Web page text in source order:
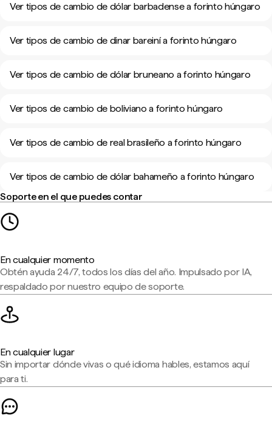
Ver tipos de cambio de dólar barbadense a forinto húngaro
Ver tipos de cambio de dinar bareiní a forinto húngaro
Ver tipos de cambio de dólar bruneano a forinto húngaro
Ver tipos de cambio de boliviano a forinto húngaro
Ver tipos de cambio de real brasileño a forinto húngaro
Ver tipos de cambio de dólar bahameño a forinto húngaro
Soporte en el que puedes contar
En cualquier momento
Obtén ayuda 24/7, todos los días del año. Impulsado por IA,
respaldado por nuestro equipo de soporte.
En cualquier lugar
Sin importar dónde vivas o qué idioma hables, estamos aquí
para ti.